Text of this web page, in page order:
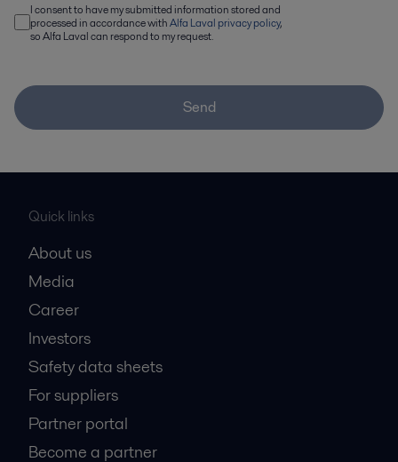
I consent to have my submitted information stored and
processed in accordance withAlfa Laval privacy policy,
so Alfa Laval can respond to my request.
Send
Quick links
About us
Media
Career
Investors
Safety data sheets
For suppliers
Partner portal
Become a partner